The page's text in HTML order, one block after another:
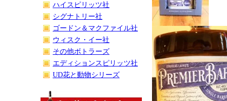
ハイスピリッツ社
シグナトリー社
ゴードン＆マクファイル社
ウィスク・イー社
その他ボトラーズ
エディションスピリッツ社
UD花と動物シリーズ